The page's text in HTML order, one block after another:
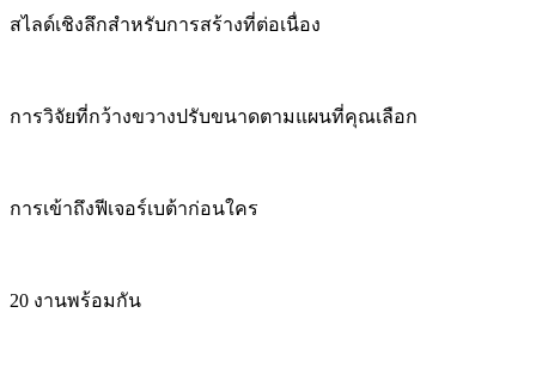
สไลด์เชิงลึกสำหรับการสร้างที่ต่อเนื่อง
การวิจัยที่กว้างขวางปรับขนาดตามแผนที่คุณเลือก
การเข้าถึงฟีเจอร์เบต้าก่อนใคร
20 งานพร้อมกัน